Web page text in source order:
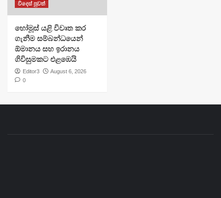
විදෙස් පුවත්
හෝමූස් යළි විවෘත කර
ගැනීම සම්බන්ධයෙන්
ඕමානය සහ ඉරානය
ගිවිසුමකට එළඹෙයි
Editor3
August 6, 2026
0